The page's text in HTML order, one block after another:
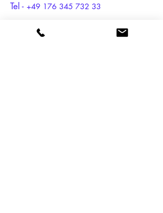
Tel - +49 176 345 732 33